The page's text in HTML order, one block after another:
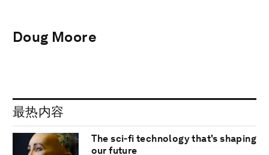
Doug Moore
最热内容
The sci-fi technology that's shaping
our future